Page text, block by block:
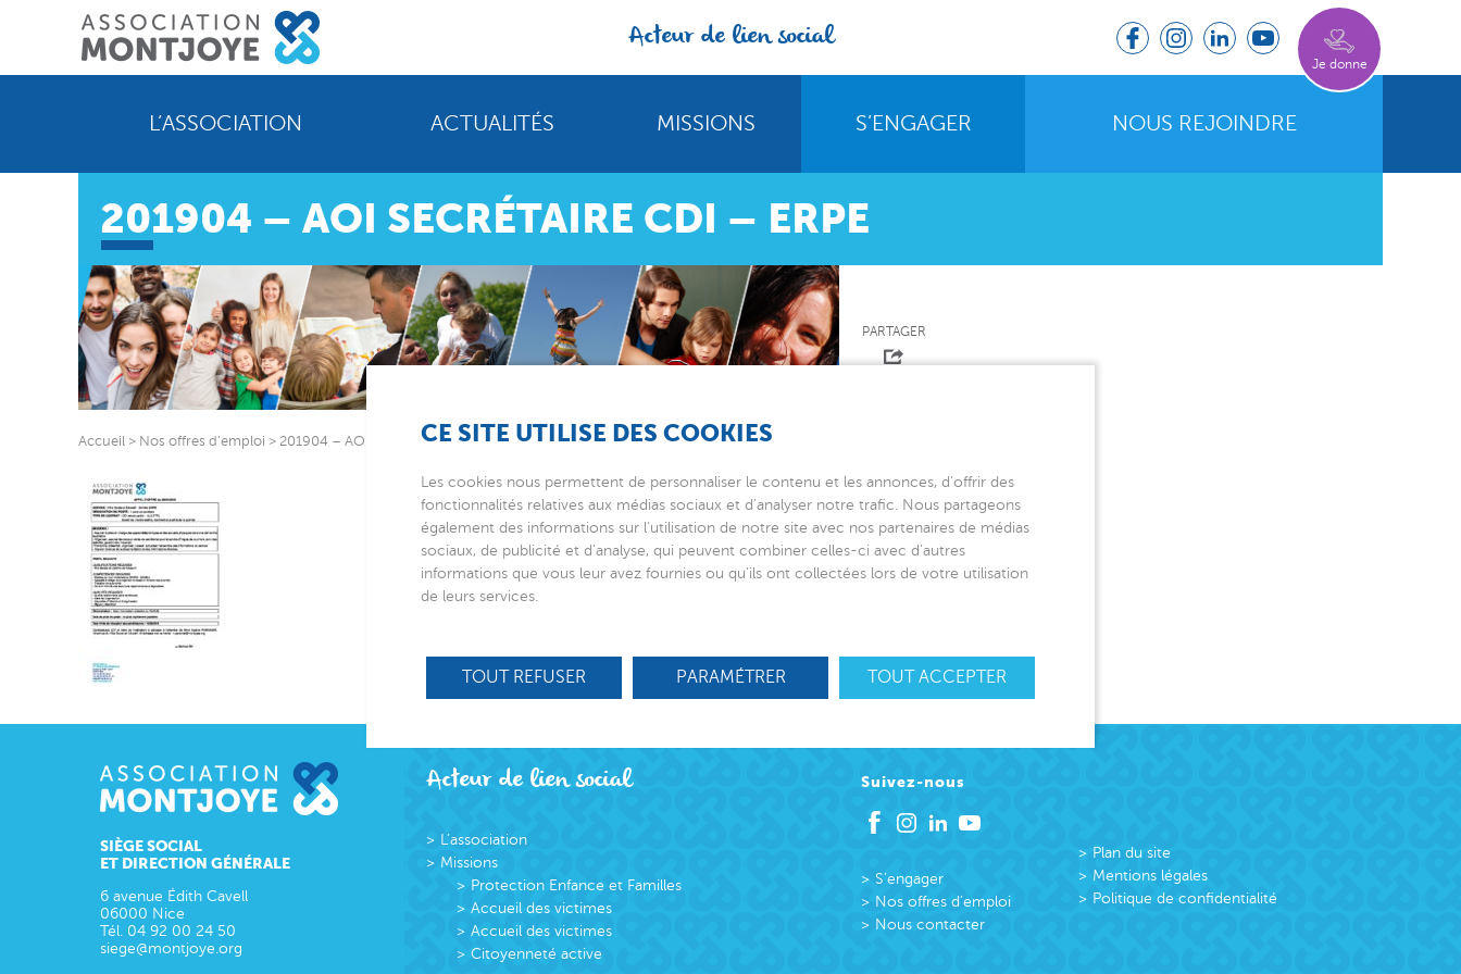
Acteur de lien social
Je donne
L’ASSOCIATION ACTUALITÉS MISSIONS S’ENGAGER NOUS REJOINDRE
201904 – AOI SECRÉTAIRE CDI – ERPE
PARTAGER
Accueil > Nos offres d’emploi > 201904 – AOI Secrétaire CDI – ERPE
SIÈGE SOCIAL
ET DIRECTION GÉNÉRALE
6 avenue Édith Cavell
06000 Nice
Tél. 04 92 00 24 50
siege@montjoye.org
Acteur de lien social
L’association
Missions
Protection Enfance et Familles
Accueil des victimes
Accueil des victimes
Citoyenneté active
Suivez-nous
S’engager
Nos offres d’emploi
Nous contacter
Plan du site
Mentions légales
Politique de confidentialité
CE SITE UTILISE DES COOKIES
Les cookies nous permettent de personnaliser le contenu et les annonces, d’offrir des
fonctionnalités relatives aux médias sociaux et d’analyser notre trafic. Nous partageons
également des informations sur l’utilisation de notre site avec nos partenaires de médias
sociaux, de publicité et d’analyse, qui peuvent combiner celles-ci avec d’autres
informations que vous leur avez fournies ou qu’ils ont collectées lors de votre utilisation
de leurs services.
TOUT ACCEPTER
TOUT REFUSER PARAMÉTRER